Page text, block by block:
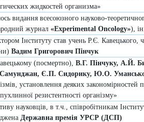
жидкостей организма»
видання всесоюзного науково-
журнал «Experimental Oncology»),
Інституту став учень Р.Є.
Вадим Григорович Пінчук
(посмертно), В.Г. Пінчуку, А.Й.
Є.П. Сидорику, Ю.О.
установлення деяких
резистентності організму»
науковців, в т.ч., співробітникам
Державна премія УРСР (ДСП)